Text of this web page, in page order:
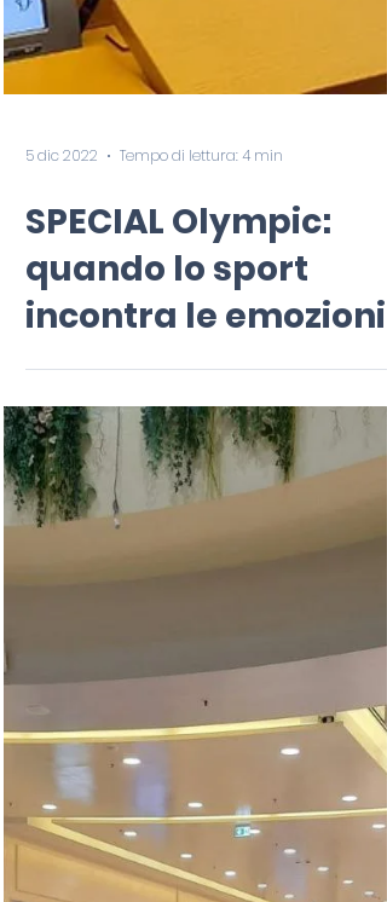
5 dic 2022 Tempo di lettura: 4 min
SPECIAL Olympic:
quando lo sport
incontra le emozioni.